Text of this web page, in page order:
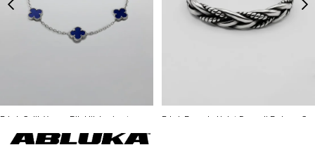
Erkek Çelik Yonca Bileklik Lacivert
229,90 TL